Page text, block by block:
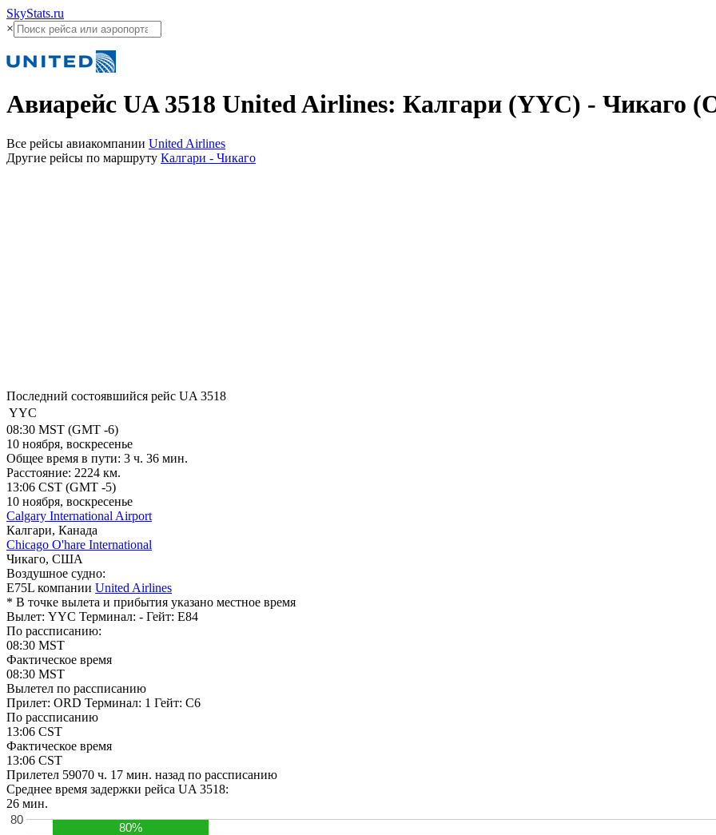
SkyStats.ru
×
Авиарейс UA 3518 United Airlines: Калгари (YYC) - Чикаго
Все рейсы авиакомпании United Airlines
Другие рейсы по маршруту Калгари - Чикаго
Последний состоявшийся рейс UA 3518
YYC
08:30 MST (GMT -6)
10 ноября, воскресенье
Общее время в пути: 3 ч. 36 мин.
Расстояние: 2224 км.
13:06 CST (GMT -5)
10 ноября, воскресенье
Calgary International Airport
Калгари, Канада
Chicago O'hare International
Чикаго, США
Воздушное судно:
E75L компании United Airlines
* В точке вылета и прибытия указано местное время
Вылет: YYC Терминал: - Гейт: E84
По рассписанию:
08:30 MST
Фактическое время
08:30 MST
Вылетел по рассписанию
Прилет: ORD Терминал: 1 Гейт: C6
По рассписанию
13:06 CST
Фактическое время
13:06 CST
Прилетел 59070 ч. 17 мин. назад по рассписанию
+
Среднее время задержки рейса UA 3518:
26 мин.
80
80%